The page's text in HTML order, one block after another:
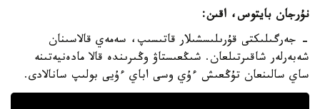
نۇرجان بايتوس، اقىن:
- جەرگىلىكتى قۇرىلىسشىلار قاتىسىپ، سەمەي قالاسىنان
شەبەرلەر شاقىرتىلعان. شىڭعىستاۋ وڭىرىندە قالا مادەنيەتىنە
ساي سالىنعان تۇڭعىش ءۇي وسى اباي ءۇيى بولىپ سانالادى.